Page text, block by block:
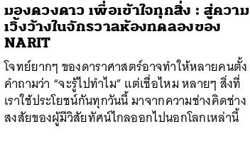
มองดวงดาว เพื่อเข้าใจทุกสิ่ง : สู่ความ
เวิ้งว้างในจักรวาลห้องทดลองของ
NARIT
โจทย์ยากๆ ของดาราศาสตร์อาจทำให้หลายคนตั้ง
คำถามว่า “จะรู้ไปทำไม” แต่เชื่อไหม หลายๆ สิ่งที่
เราใช้ประโยชน์กันทุกวันนี้ มาจากความช่างคิดช่าง
สงสัยของผู้มีวิสัยทัศน์ไกลออกไปนอกโลกเหล่านี้
SHARE TWEET LINE EMAIL